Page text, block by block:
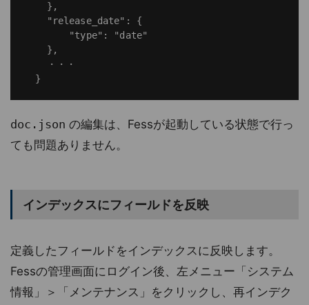
    },
    "release_date": {
        "type": "date"
    },
    ・・・
doc.json の編集は、Fessが起動している状態で行っ
ても問題ありません。
インデックスにフィールドを反映
定義したフィールドをインデックスに反映します。
Fessの管理画面にログイン後、左メニュー「システム
情報」＞「メンテナンス」をクリックし、再インデク